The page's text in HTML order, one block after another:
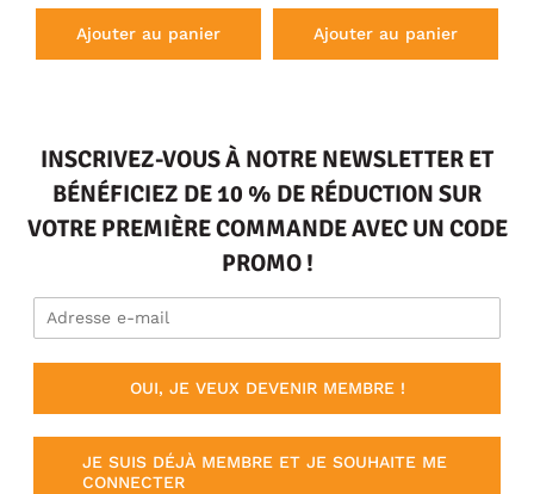
Ajouter au panier Ajouter au panier
INSCRIVEZ-VOUS À NOTRE NEWSLETTER ET
BÉNÉFICIEZ DE 10 % DE RÉDUCTION SUR
VOTRE PREMIÈRE COMMANDE AVEC UN CODE
PROMO !
OUI, JE VEUX DEVENIR MEMBRE !
JE SUIS DÉJÀ MEMBRE ET JE SOUHAITE ME
CONNECTER